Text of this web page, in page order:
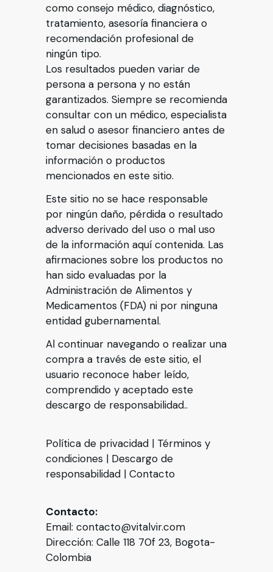
como consejo médico, diagnóstico,
tratamiento, asesoría financiera o
recomendación profesional de
ningún tipo.
Los resultados pueden variar de
persona a persona y no están
garantizados. Siempre se recomienda
consultar con un médico, especialista
en salud o asesor financiero antes de
tomar decisiones basadas en la
información o productos
mencionados en este sitio.
Este sitio no se hace responsable
por ningún daño, pérdida o resultado
adverso derivado del uso o mal uso
de la información aquí contenida. Las
afirmaciones sobre los productos no
han sido evaluadas por la
Administración de Alimentos y
Medicamentos (FDA) ni por ninguna
entidad gubernamental.
Al continuar navegando o realizar una
compra a través de este sitio, el
usuario reconoce haber leído,
comprendido y aceptado este
descargo de responsabilidad..
Política de privacidad| Términos y
condiciones| Descargo de
responsabilidad| Contacto
Contacto:
Email: contacto@vitalvir.com
Dirección: Calle 118 70f 23, Bogota-
Colombia